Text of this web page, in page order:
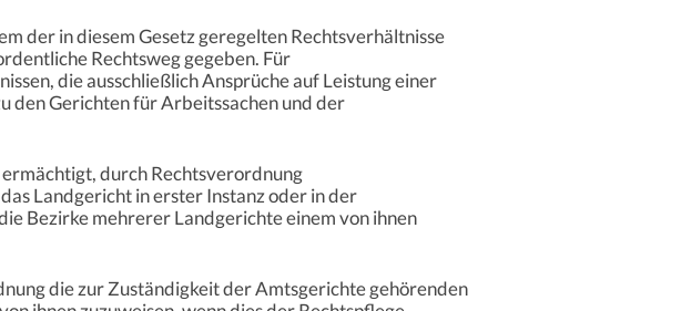
der in diesem Gesetz geregelten Rechtsverhältnisse
Rechtsweg gegeben. Für
die ausschließlich Ansprüche auf Leistung einer
den Gerichten für Arbeitssachen und der
durch Rechtsverordnung
Landgericht in erster Instanz oder in der
Bezirke mehrerer Landgerichte einem von ihnen
die zur Zuständigkeit der Amtsgerichte gehörenden